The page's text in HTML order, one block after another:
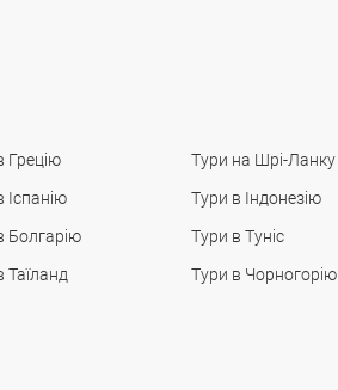
Грецію
Іспанію
Болгарію
Таїланд
Тури на Шрі-Ланку
Тури в Індонезію
Тури в Туніс
Тури в Чорногорію